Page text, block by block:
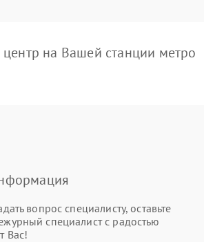
на Вашей станции метро
вопрос специалисту, оставьте
специалист с радостью
Вас!